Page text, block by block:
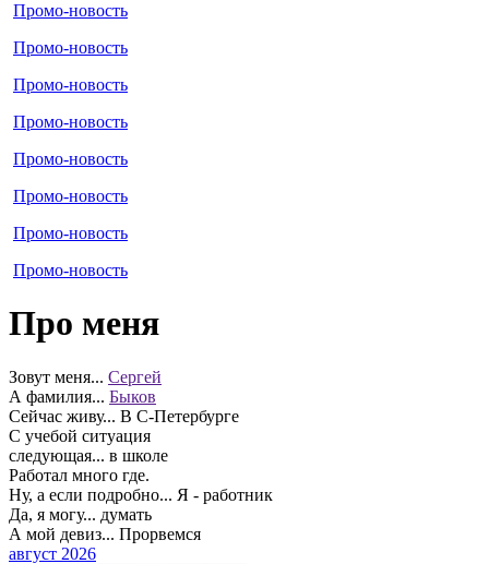
Промо-новость
Промо-новость
Промо-новость
Промо-новость
Промо-новость
Промо-новость
Промо-новость
Промо-новость
Про меня
Зовут меня... Cергей
А фамилия... Быков
Сейчас живу... В С-Петербурге
С учебой ситуация
следующая... в школе
Работал много где.
Ну, а если подробно... Я - работник
Да, я могу... думать
А мой девиз... Прорвемся
август 2026